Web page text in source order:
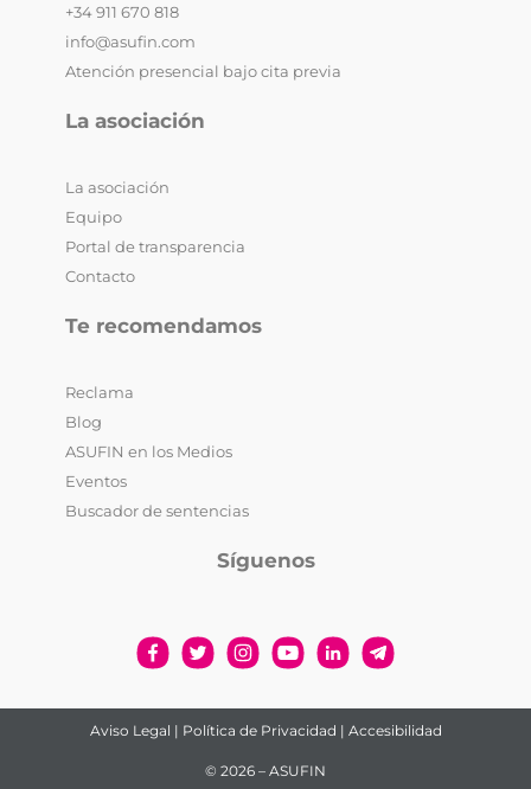
+34 911 670 818
info@asufin.com
Atención presencial bajo cita previa
La asociación
La asociación
Equipo
Portal de transparencia
Contacto
Te recomendamos
Reclama
Blog
ASUFIN en los Medios
Eventos
Buscador de sentencias
Síguenos
Aviso Legal | Política de Privacidad | Accesibilidad
© 2026 – ASUFIN